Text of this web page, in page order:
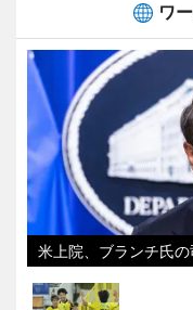
ワ
米上院、ブランチ氏